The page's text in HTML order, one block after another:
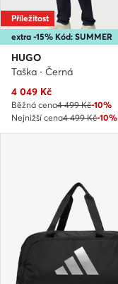
extra -15% Kód: SUMMER
Příležitost
HUGO
Taška · Černá
Aktuální cena
4 049 Kč
Běžná cena4 499 Kč-10%
Nejnižší cena4 499 Kč-10%